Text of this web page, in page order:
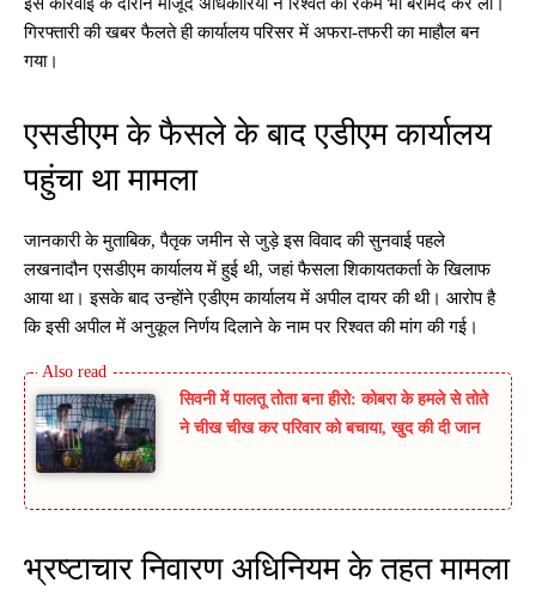
गिरफ्तारी की खबर फैलते ही कार्यालय परिसर में अफरा-तफरी का माहौल बन
गया।
एसडीएम के फैसले के बाद एडीएम कार्यालय
पहुंचा था मामला
जानकारी के मुताबिक, पैतृक जमीन से जुड़े इस विवाद की सुनवाई पहले
लखनादौन एसडीएम कार्यालय में हुई थी, जहां फैसला शिकायतकर्ता के खिलाफ
आया था। इसके बाद उन्होंने एडीएम कार्यालय में अपील दायर की थी। आरोप है
कि इसी अपील में अनुकूल निर्णय दिलाने के नाम पर रिश्वत की मांग की गई।
सिवनी में पालतू तोता बना हीरो: कोबरा के हमले से तोते
ने चीख चीख कर परिवार को बचाया, खुद की दी जान
भ्रष्टाचार निवारण अधिनियम के तहत मामला